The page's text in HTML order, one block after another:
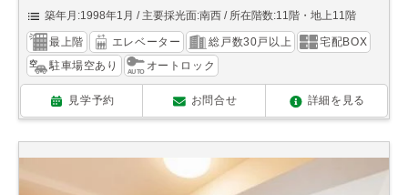
築年月:1998年1月
主要採光面:南西 所在階数:11階・地上11階
最上階 エレベーター 総戸数30戸以上
宅配BOX
駐車場空あり
オートロック
見学予約 お問合せ 詳細を見る